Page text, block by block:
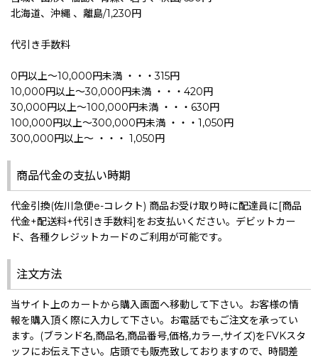
北海道、沖縄 、離島/1,230円
代引き手数料
0円以上〜10,000円未満 ・・・315円
10,000円以上〜30,000円未満 ・・・420円
30,000円以上〜100,000円未満 ・・・630円
100,000円以上〜300,000円未満 ・・・1,050円
300,000円以上〜 ・・・ 1,050円
商品代金の支払い時期
代金引換(佐川急便e-コレクト) 商品お受け取り時に配達員に[商品
代金+配送料+代引き手数料]をお支払いください。デビットカー
ド、各種クレジットカードのご利用が可能です。
注文方法
当サイト上のカートから購入画面へ移動して下さい。お客様の情
報を購入頂く際に入力して下さい。お電話でもご注文を承ってい
ます。(ブランド名,商品名,商品番号,価格,カラー,サイズ)をFVKスタ
ッフにお伝え下さい。店頭でも販売致しておりますので、時間差